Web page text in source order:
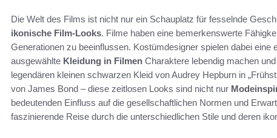
Die Welt des Films ist nicht nur ein Schauplatz für fesselnde
ikonische Film-Looks. Filme haben eine bemerkenswerte
Generationen zu beeinflussen. Kostümdesigner spielen dabei
ausgewählte Kleidung in Filmen Charaktere lebendig machen
legendären kleinen schwarzen Kleid von Audrey Hepburn in
von James Bond – diese zeitlosen Looks sind nicht nur
bedeutenden Einfluss auf die gesellschaftlichen Normen und
faszinierende Reise durch die unterschiedlichen Stile und deren